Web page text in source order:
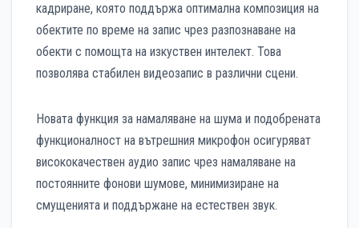
кадриране, която поддържа оптимална композиция на
обектите по време на запис чрез разпознаване на
обекти с помощта на изкуствен интелект. Това
позволява стабилен видеозапис в различни сцени.
Новата функция за намаляване на шума и подобрената
функционалност на вътрешния микрофон осигуряват
висококачествен аудио запис чрез намаляване на
постоянните фонови шумове, минимизиране на
смущенията и поддържане на естествен звук.